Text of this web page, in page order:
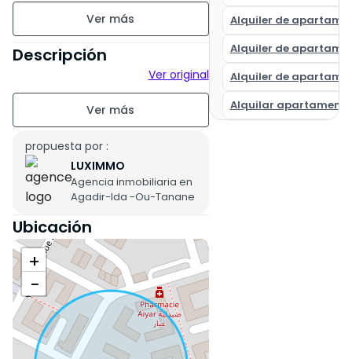
Sin amueblar
piso 1
Descripción
Ver original
propuesta por :
LUXIMMO
Agencia inmobiliaria en
Agadir-Ida -Ou-Tanane
Ubicación
+
−
Alquiler de
Alquiler de
Alquiler de
Alquilar